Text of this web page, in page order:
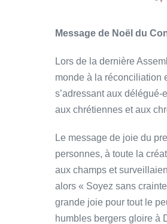
Message de Noël du
Lors de la dernière
monde à la réconciliation
s’adressant aux délégué-
aux chrétiennes et aux
Le message de joie du
personnes, à toute la
aux champs et
alors « Soyez sans
grande joie pour tout le
humbles bergers gloire à